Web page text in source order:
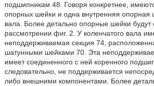
подшипникам 48. Говоря конкретнее,
опорных шейки и одна внутренняя опорная
вала. Более детально опорные шейки
рассмотрении фиг. 2. У коленчатого вала
неподдерживаемая секция 74,
шатунными шейками 70. Эта
имеет соединенного с ней коренного
следовательно, не поддерживается
либо внешними компонентами. Более